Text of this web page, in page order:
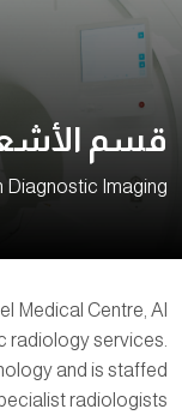
قسم
Diagnostic Imaging
Medical Centre, Al
radiology services.
and is staffed
radiologists